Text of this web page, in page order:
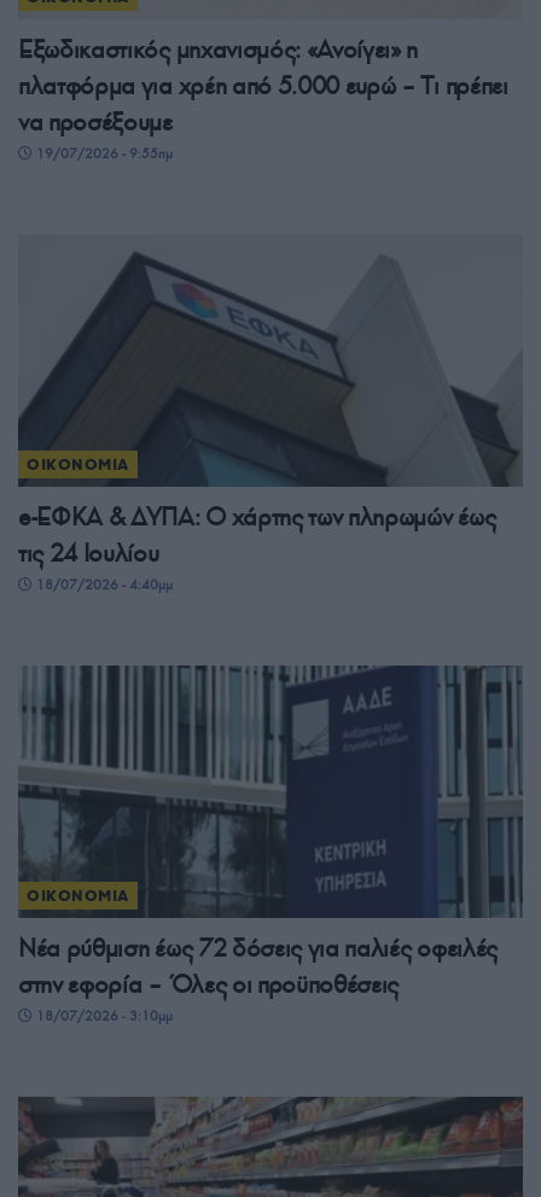
Εξωδικαστικός μηχανισμός: «Ανοίγει» η
πλατφόρμα για χρέη από 5.000 ευρώ – Tι πρέπει
να προσέξουμε
19/07/2026 - 9:55πμ
ΟΙΚΟΝΟΜΙΑ
e-ΕΦΚΑ & ΔΥΠΑ: Ο χάρτης των πληρωμών έως
τις 24 Ιουλίου
18/07/2026 - 4:40μμ
ΟΙΚΟΝΟΜΙΑ
Νέα ρύθμιση έως 72 δόσεις για παλιές οφειλές
στην εφορία – Όλες οι προϋποθέσεις
18/07/2026 - 3:10μμ